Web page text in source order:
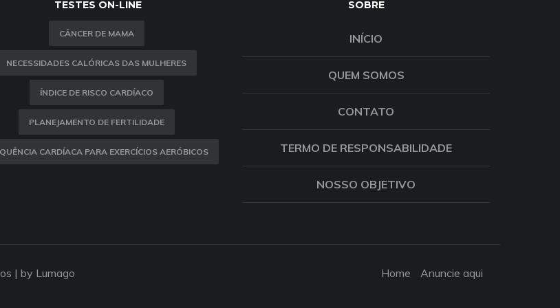
TESTES ON-LINE
CÂNCER DE MAMA
NECESSIDADES CALÓRICAS DAS MULHERES
ÍNDICE DE RISCO CARDÍACO
PLANEJAMENTO DE FERTILIDADE
CARDÍACA PARA EXERCÍCIOS AERÓBICOS
SOBRE
INÍCIO
QUEM SOMOS
CONTATO
TERMO DE RESPONSABILIDADE
NOSSO OBJETIVO
Home Anuncie aqui
| by Lumago